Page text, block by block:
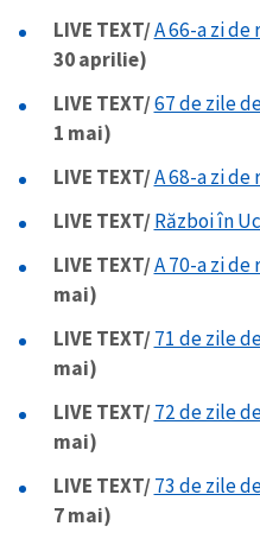
LIVE TEXT/A 66-a zi de
30 aprilie)
LIVE TEXT/67 de zile
1 mai)
LIVE TEXT/A 68-a zi de
LIVE TEXT/Război în
LIVE TEXT/A 70-a zi de
mai)
LIVE TEXT/71 de zile
mai)
LIVE TEXT/72 de zile
mai)
LIVE TEXT/73 de zile
7 mai)